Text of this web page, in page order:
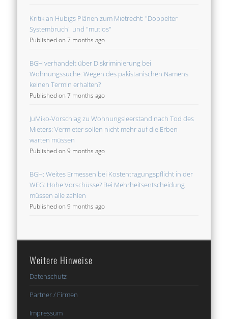
Kritik an Hubigs Plänen zum Mietrecht: "Doppelter
Systembruch" und "mutlos"
Published on 7 months ago
BGH verhandelt über Diskriminierung bei
Wohnungssuche: Wegen des pakistanischen Namens
keinen Termin erhalten?
Published on 7 months ago
JuMiko-Vorschlag zu Wohnungsleerstand nach Tod des
Mieters: Vermieter sollen nicht mehr auf die Erben
warten müssen
Published on 9 months ago
BGH: Weites Ermessen bei Kostentragungspflicht in der
WEG: Hohe Vorschüsse? Bei Mehrheitsentscheidung
müssen alle zahlen
Published on 9 months ago
Weitere Hinweise
Datenschutz
Partner / Firmen
Impressum